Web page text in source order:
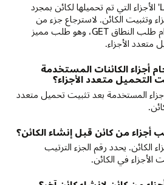
لا، لا يمكنك 'GET' أو 'LIST' الأجزاء التي تم تحميلها لكائن بمجرد
وتثبيت الكائن. لاسترجاع جزء من
الكائن، ستحتاج إلى استخدام طلب النطاق GET، وهو طلب مميز
الأجزاء.
أجزاء الكائنات المستخدمة
التحميل متعدد الأجزاء؟
المستخدمة بعد تثبيت تحميل متعدد
أجزاء من كائن قبل إنشاء الكائن؟
الكائن. يحدد رقم الجزء الترتيب
الأجزاء في الكائن.